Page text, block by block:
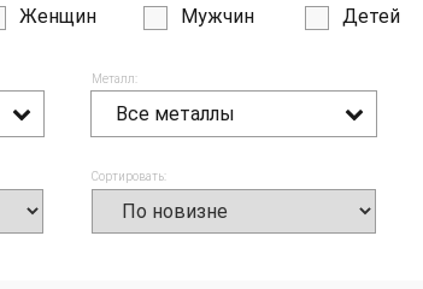
Женщин Мужчин Детей
Металл:
Все металлы
Сортировать: